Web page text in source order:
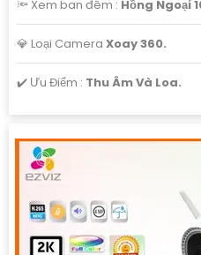
🔦 Xem ban đêm : Hồng Ngoại
💎 Loại Camera Xoay 360.
️✔️ Ưu Điểm : Thu Âm Và Loa.